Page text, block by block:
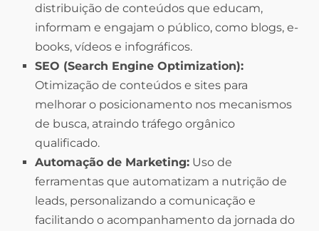
distribuição de conteúdos que educam,
informam e engajam o público, como blogs, e-
books, vídeos e infográficos.
SEO (Search Engine Optimization):
Otimização de conteúdos e sites para
melhorar o posicionamento nos mecanismos
de busca, atraindo tráfego orgânico
qualificado.
Automação de Marketing: Uso de
ferramentas que automatizam a nutrição de
leads, personalizando a comunicação e
facilitando o acompanhamento da jornada do